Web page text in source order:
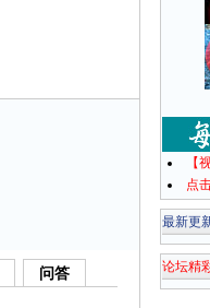
问答
【
点
最新更
论坛精